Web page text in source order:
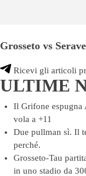
Grosseto vs
Ricevi gli articoli
ULTIME
Il Grifone espugna
vola a +11
Due pullman sì. Il
perché.
Grosseto-Tau
in uno stadio da